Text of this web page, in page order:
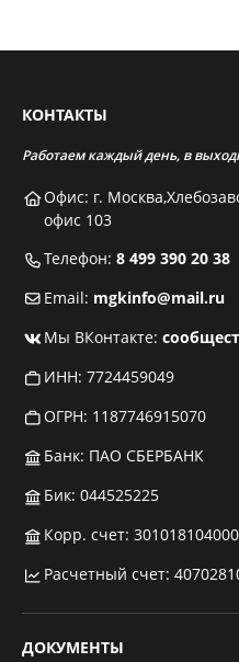
КОНТАКТЫ
Работаем каждый день, в
Офис: г.
офис 103
Телефон: 8 499 390 20 38
Email: mgkinfo@mail.ru
Мы ВКонтакте:
ИНН: 7724459049
ОГРН: 1187746915070
Банк: ПАО СБЕРБАНК
Бик: 044525225
Корр. счет:
Расчетный счет:
ДОКУМЕНТЫ